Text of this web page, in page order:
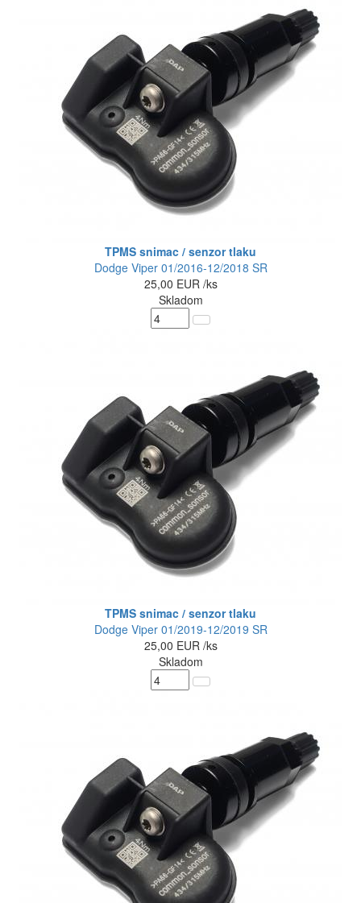
TPMS snimac / senzor tlaku
Dodge Viper 01/2016-12/2018 SR
25,00 EUR /ks
Skladom
TPMS snimac / senzor tlaku
Dodge Viper 01/2019-12/2019 SR
25,00 EUR /ks
Skladom